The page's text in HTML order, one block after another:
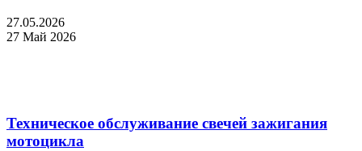
27.05.2026
27 Май 2026
Техническое обслуживание свечей зажигания
мотоцикла